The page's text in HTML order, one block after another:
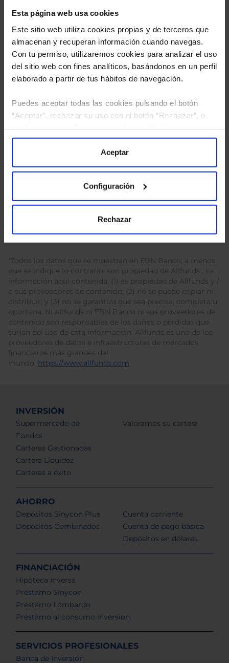
Esta página web usa cookies
Este sitio web utiliza cookies propias y de terceros que
almacenan y recuperan información cuando navegas.
Con tu permiso, utilizaremos cookies para analizar el uso
del sitio web con fines analíticos, basándonos en un perfil
elaborado a partir de tus hábitos de navegación.
Puedes aceptar todas las cookies pulsando el botón
“Aceptar”, rechazar su uso con el botón “Rechazar”, o
“Configuración”. Consulta nuestraPolítica
para más información.
Aceptar
Configuración
Rechazar
He leídola política de privacidady consiento el
tratamiento de mis datos personales.
*Todos los datos que se muestran en EBN Banco, a menos
que se indique lo contrario, son propiedad de Allfunds . La
información aquí contenida: (1) es propiedad de Allfunds y /
o sus proveedores de contenido; (2) no se puede copiar ni
distribuir; y (3) no se garantiza que sea precisa, completa u
oportuna. Ni Allfunds ni EBN Banco ni sus proveedores de
contenido son responsables de los daños o pérdidas que
surjan del uso de esta información. Allfunds es uno de los
proveedores de datos e infraestructuras de mercados
financieros más grandes del
mundo. https://www.allfunds.com.
INVERSIÓN
Supermercado de
Fondos
Carteras Gestionadas
Cartera Liquidez
Carteras a éxito
Valoramos su cartera
AHORRO
Depósitos Sinycon Plus
Depósitos Combinados
Cuenta corriente
Cuenta de pago básica
Depósitos en dólares
FINANCIACIÓN
Hipoteca Inversa
Préstamo Sinycon
Préstamo Lombardo
Préstamo al consumo inversion
SERVICIOS PROFESIONALES
Banca de Inversión